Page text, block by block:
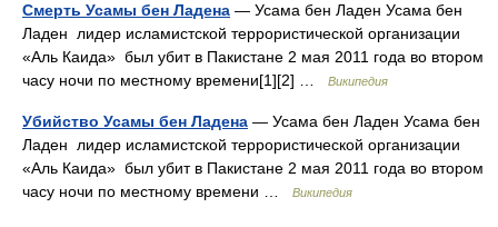
Смерть Усамы бен Ладена — Усама бен Ладен Усама бен
Ладен лидер исламистской террористической организации
«Аль Каида» был убит в Пакистане 2 мая 2011 года во втором
часу ночи по местному времени[1][2] …
Википедия
Убийство Усамы бен Ладена — Усама бен Ладен Усама бен
Ладен лидер исламистской террористической организации
«Аль Каида» был убит в Пакистане 2 мая 2011 года во втором
часу ночи по местному времени …
Википедия